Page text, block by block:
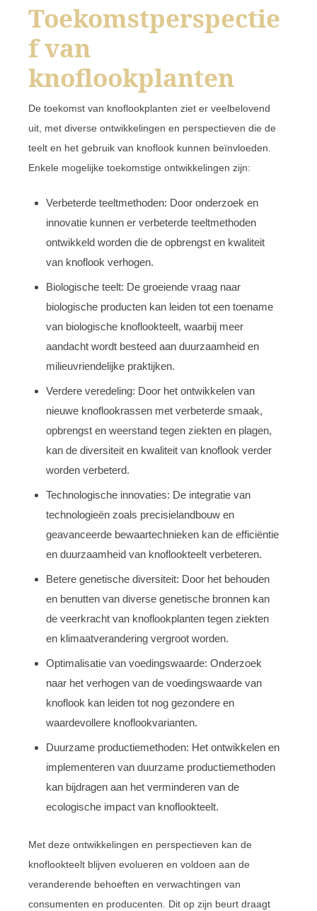
Toekomstperspectie
f van
knoflookplanten
De toekomst van knoflookplanten ziet er veelbelovend
uit, met diverse ontwikkelingen en perspectieven die de
teelt en het gebruik van knoflook kunnen beïnvloeden.
Enkele mogelijke toekomstige ontwikkelingen zijn:
Verbeterde teeltmethoden: Door onderzoek en
innovatie kunnen er verbeterde teeltmethoden
ontwikkeld worden die de opbrengst en kwaliteit
van knoflook verhogen.
Biologische teelt: De groeiende vraag naar
biologische producten kan leiden tot een toename
van biologische knoflookteelt, waarbij meer
aandacht wordt besteed aan duurzaamheid en
milieuvriendelijke praktijken.
Verdere veredeling: Door het ontwikkelen van
nieuwe knoflookrassen met verbeterde smaak,
opbrengst en weerstand tegen ziekten en plagen,
kan de diversiteit en kwaliteit van knoflook verder
worden verbeterd.
Technologische innovaties: De integratie van
technologieën zoals precisielandbouw en
geavanceerde bewaartechnieken kan de efficiëntie
en duurzaamheid van knoflookteelt verbeteren.
Betere genetische diversiteit: Door het behouden
en benutten van diverse genetische bronnen kan
de veerkracht van knoflookplanten tegen ziekten
en klimaatverandering vergroot worden.
Optimalisatie van voedingswaarde: Onderzoek
naar het verhogen van de voedingswaarde van
knoflook kan leiden tot nog gezondere en
waardevollere knoflookvarianten.
Duurzame productiemethoden: Het ontwikkelen en
implementeren van duurzame productiemethoden
kan bijdragen aan het verminderen van de
ecologische impact van knoflookteelt.
Met deze ontwikkelingen en perspectieven kan de
knoflookteelt blijven evolueren en voldoen aan de
veranderende behoeften en verwachtingen van
consumenten en producenten. Dit op zijn beurt draagt